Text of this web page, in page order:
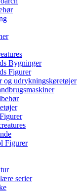
Bygninger
Figurer
og udrykningskøretøjer
Figurer
serier